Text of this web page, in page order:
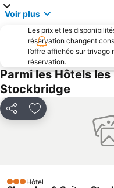
Voir plus
Les prix et les
réservation changent
l’offre affichée sur trivago
réservation.
Parmi les Hôtels
Stockbridge
PartagerAjouter à mes
Hôtel